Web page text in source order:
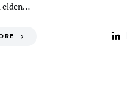
elden…